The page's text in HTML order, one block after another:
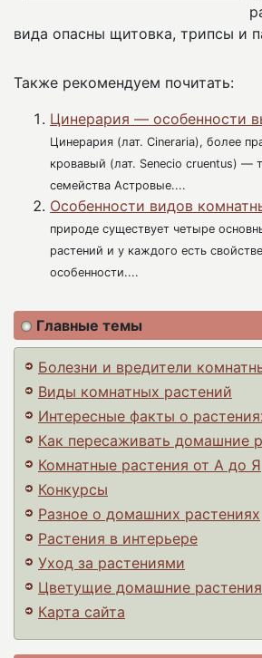
вида опасны щитовка, трипсы и
Также рекомендуем почитать:
Цинерария — особенности
Цинерария (лат. Сineraria), более
кровавый (лат. Senecio cruentus) —
семейства Астровые....
Особенности видов
природе существует четыре
растений и у каждого есть
особенности....
Главные темы
Болезни и вредители
Виды комнатных растений
Интересные факты о
Как пересаживать домашние
Комнатные растения от А до Я
Конкурсы
Разное о домашних растениях
Растения в интерьере
Уход за растениями
Цветущие домашние растения
Карта сайта